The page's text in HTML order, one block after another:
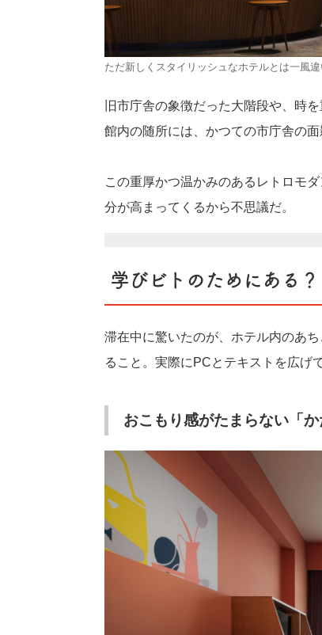
ただ新しくスタイリッシュなホテルとは一風
旧市庁舎の象徴だった大階段や、時
館内の随所には、かつての市庁舎の
この重厚かつ温かみのあるレトロモ
分が高まってくるから不思議だ。
学びビトのためにある
滞在中に驚いたのが、ホテル内のあ
ること。実際にPCとテキストを広げ
おこもり感がたまらない「か